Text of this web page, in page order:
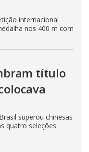
internacional
nos 400 m com
título
superou chinesas
quatro seleções